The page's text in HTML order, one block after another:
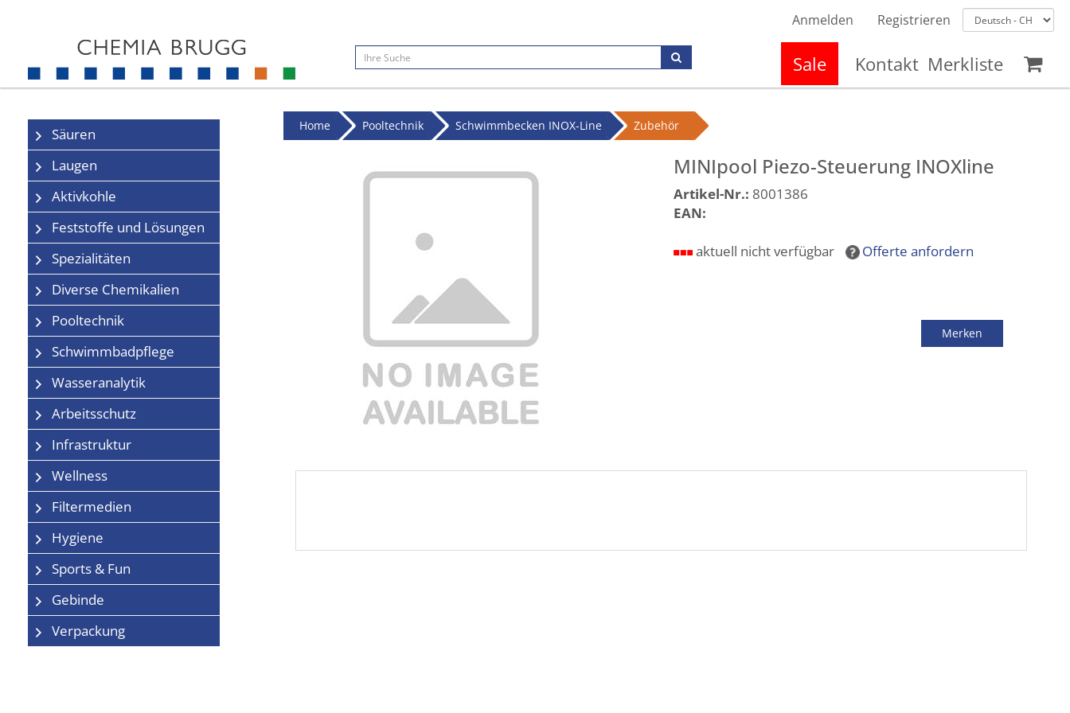
Anmelden Registrieren
Sale Kontakt Merkliste
Säuren
Laugen
Aktivkohle
Feststoffe und Lösungen
Spezialitäten
Diverse Chemikalien
Pooltechnik
Schwimmbadpflege
Wasseranalytik
Arbeitsschutz
Infrastruktur
Wellness
Filtermedien
Hygiene
Sports & Fun
Gebinde
Verpackung
Home Pooltechnik Schwimmbecken INOX-Line Zubehör
MINIpool Piezo-Steuerung INOXline
Artikel-Nr.: 8001386
EAN:
aktuell nicht verfügbar Offerte anfordern